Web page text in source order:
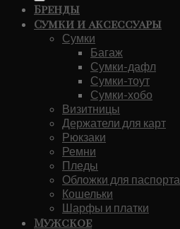
Бренды
Сумки и аксессуары
Сумки
Багаж
Сумки-дафл
Сумки-тоут
Сумки-хобо
Визитницы
Держатели для карт
Рюкзаки
Ремни
Пледы
Обложки для паспорта
Кошельки
Шарфы и платки
Мужское